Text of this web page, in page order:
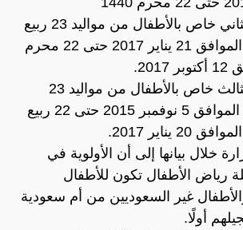
والمستوى الثاني خاص بالأطفال من مواليد 23 ربيع
الثاني 1438 الموافق 21 يناير 2017 حتى 22 محرم
والمستوى الثالث خاص بالأطفال من مواليد 23
محرم 1437 الموافق 5 نوفمبر 2015 حتى 22 ربيع
خلال بيانها إلى أن الأولوية في
رياض الأطفال تكون للأطفال
غير السعوديين من أم سعودية
أولًا.